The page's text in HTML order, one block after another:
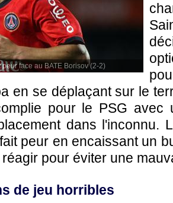
face au BATE Borisov (2-2)
en se déplaçant sur le
pour le PSG avec
dans l'inconnu.
peur en encaissant un
pour éviter une
de jeu horribles